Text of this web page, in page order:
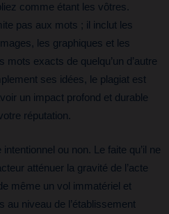
comme étant les vôtres.
pas aux mots ; il inclut les
les graphiques et les
exacts de quelqu’un d’autre
ses idées, le plagiat est
un impact profond et durable
réputation.
ou non. Le faite qu’il ne
atténuer la gravité de l’acte
même un vol immatériel et
au niveau de l’établissement